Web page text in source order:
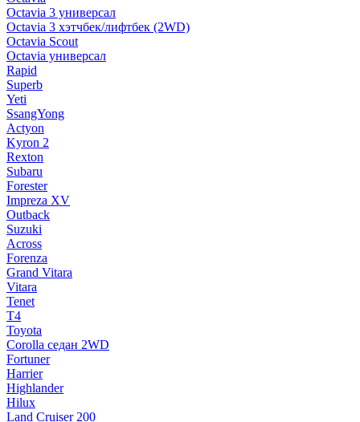
Octavia 3 универсал
Octavia 3 хэтчбек/лифтбек (2WD)
Octavia Scout
Octavia универсал
Rapid
Superb
Yeti
SsangYong
Actyon
Kyron 2
Rexton
Subaru
Forester
Impreza XV
Outback
Suzuki
Across
Forenza
Grand Vitara
Vitara
Tenet
T4
Toyota
Corolla седан 2WD
Fortuner
Harrier
Highlander
Hilux
Land Cruiser 200